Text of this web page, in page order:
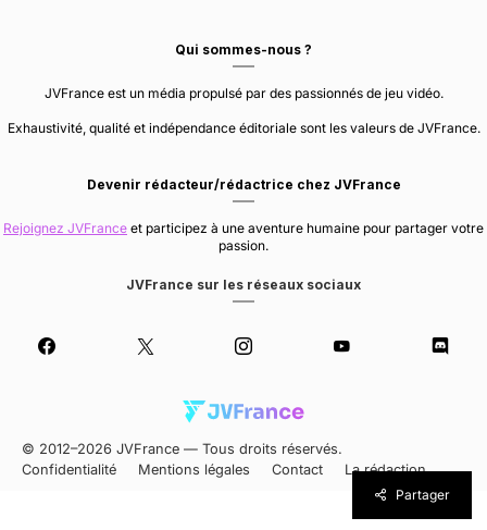
Qui sommes-nous ?
JVFrance est un média propulsé par des passionnés de jeu vidéo.
Exhaustivité, qualité et indépendance éditoriale sont les valeurs de JVFrance.
Devenir rédacteur/rédactrice chez JVFrance
Rejoignez JVFrance et participez à une aventure humaine pour partager votre
passion.
JVFrance sur les réseaux sociaux
© 2012–2026 JVFrance — Tous droits réservés.
Confidentialité
Mentions légales Contact
La rédaction
Partager